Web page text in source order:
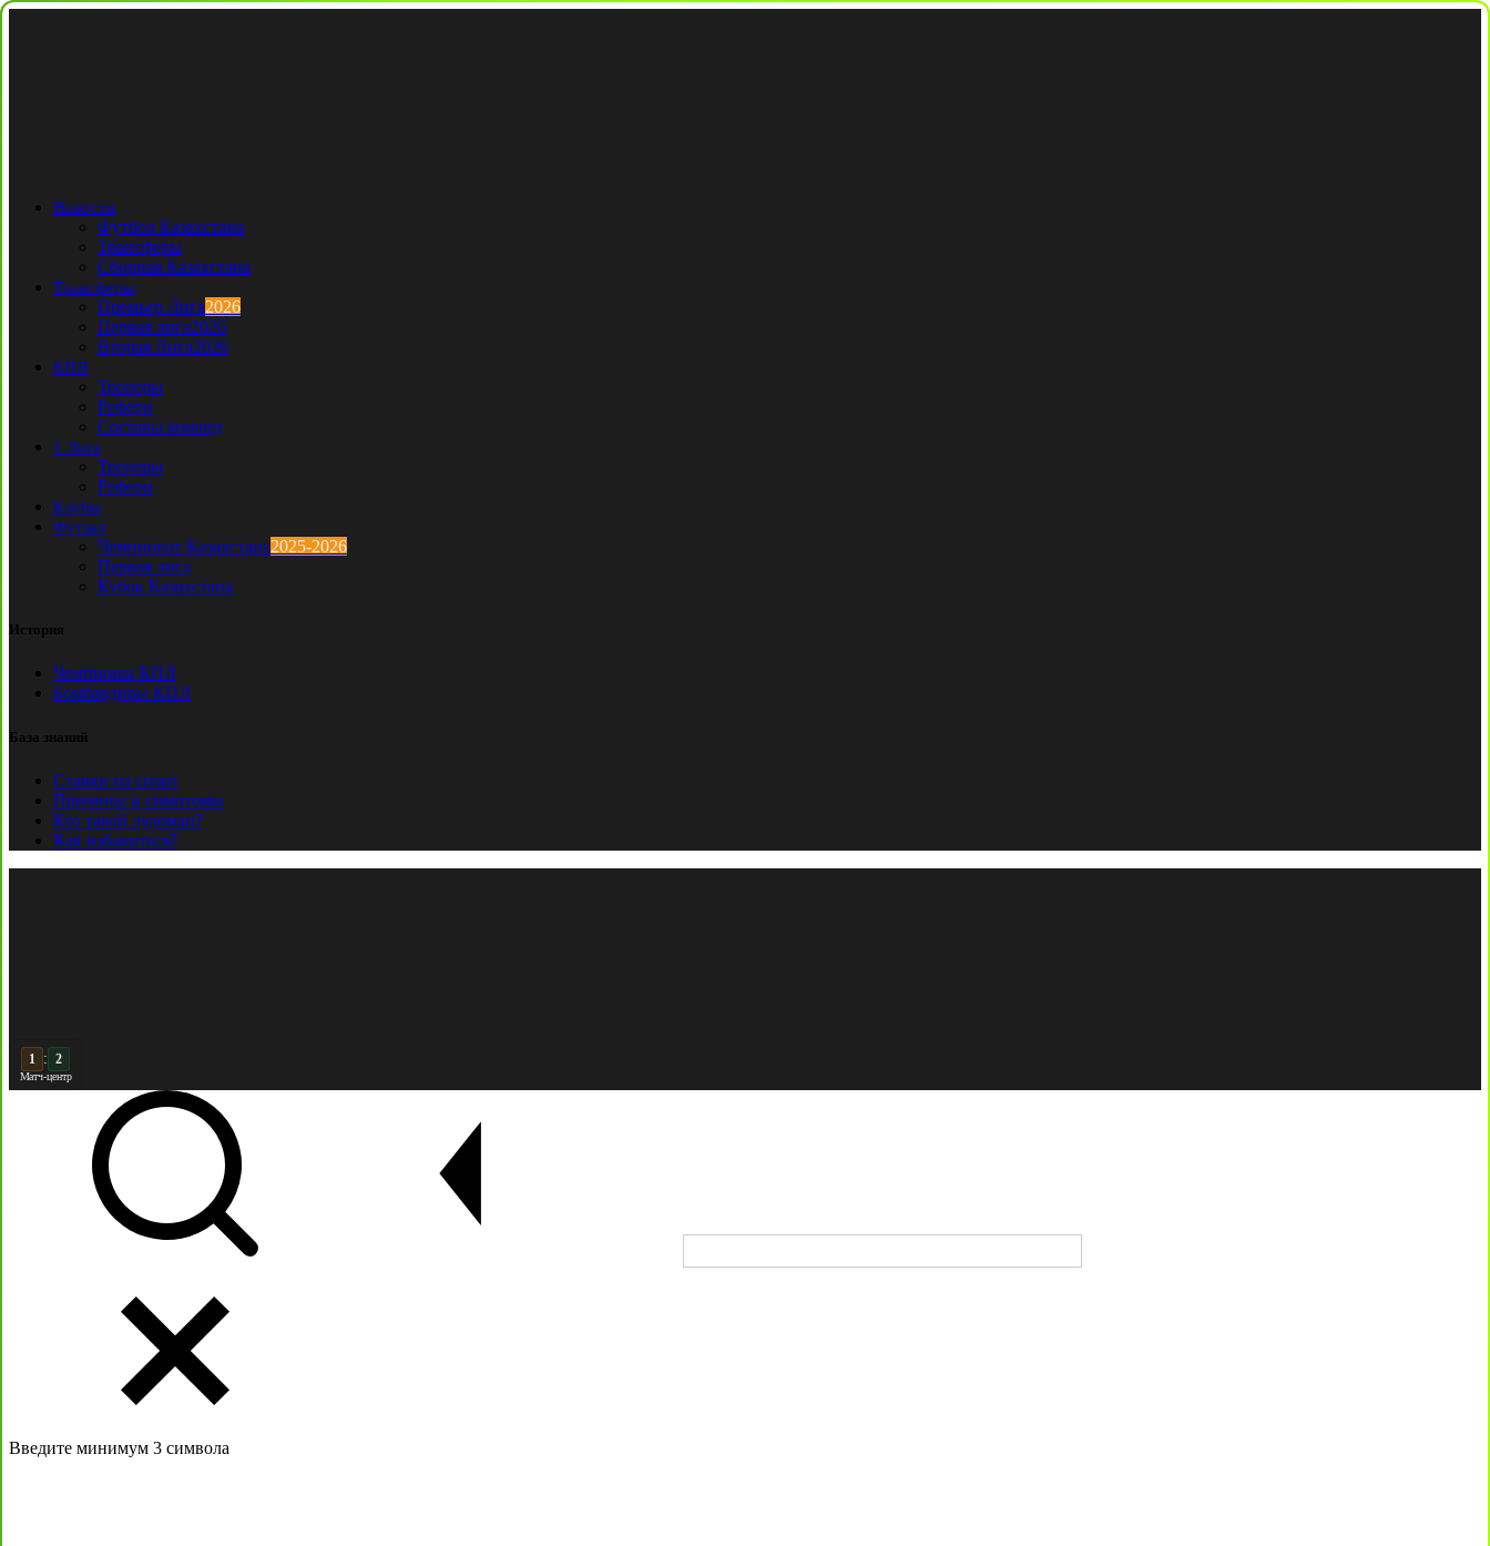
Новости
Футбол Казахстана
Трансферы
Сборная Казахстана
Трансферы
Премьер Лига2026
Первая лига2026
Вторая Лига2026
КПЛ
Тренеры
Рефери
Составы команд
1 Лига
Тренеры
Рефери
Клубы
Футзал
Чемпионат Казахстана2025-2026
Первая лига
Кубок Казахстана
История
Чемпионы КПЛ
Бомбардиры КПЛ
База знаний
Ставки на спорт
Причины и симптомы
Кто такой лудоман?
Как избавиться?
: 2
Матч-центр
Введите минимум 3 символа